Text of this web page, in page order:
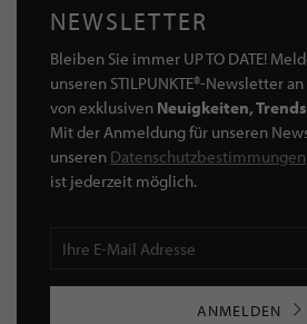
NEWSLETTER
Bleiben Sie immer UP TO DATE!
unseren STILPUNKTE®-Newsletter
von exklusiven Neuigkeiten, Trends
Mit der Anmeldung für unseren
unseren Datenschutzbestimmungen
ist jederzeit möglich.
ANMELDEN